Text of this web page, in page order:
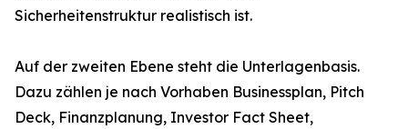
Sicherheitenstruktur realistisch ist.
Auf der zweiten Ebene steht die Unterlagenbasis.
Dazu zählen je nach Vorhaben Businessplan, Pitch
Deck, Finanzplanung, Investor Fact Sheet,